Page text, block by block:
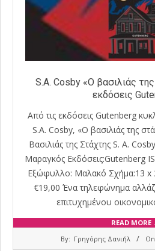
S.A. Cosby «Ο βασιλιάς
εκδόσεις
Από τις εκδόσεις Gutenberg
S.A. Cosby, «Ο βασιλιάς της
Βασιλιάς της Στάχτης S. A.
Μαραγκός Εκδόσεις:Gutenberg
Εξώφυλλο: Μαλακό Σχήμα:13 x
€19,00 Ένα τηλεφώνημα
επιτυχημένου
READ MORE
By: Γρηγόρης Δανιήλ